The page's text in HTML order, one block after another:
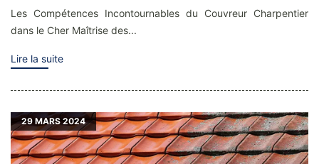
Les Compétences Incontournables du Couvreur Charpentier
dans le Cher Maîtrise des...
Lire la suite
29 MARS 2024